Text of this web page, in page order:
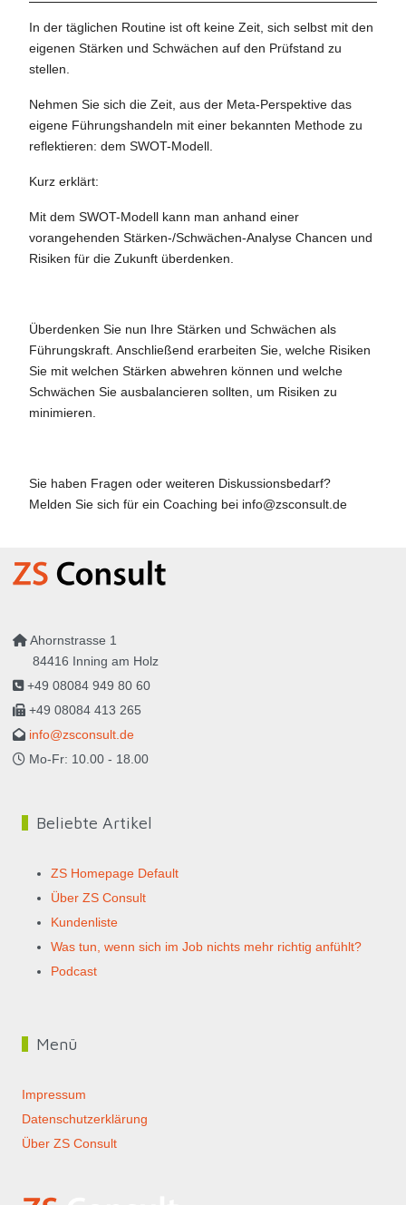
In der täglichen Routine ist oft keine Zeit, sich selbst mit den
eigenen Stärken und Schwächen auf den Prüfstand zu
stellen.
Nehmen Sie sich die Zeit, aus der Meta-Perspektive das
eigene Führungshandeln mit einer bekannten Methode zu
reflektieren: dem SWOT-Modell.
Kurz erklärt:
Mit dem SWOT-Modell kann man anhand einer
vorangehenden Stärken-/Schwächen-Analyse Chancen und
Risiken für die Zukunft überdenken.
Überdenken Sie nun Ihre Stärken und Schwächen als
Führungskraft. Anschließend erarbeiten Sie, welche Risiken
Sie mit welchen Stärken abwehren können und welche
Schwächen Sie ausbalancieren sollten, um Risiken zu
minimieren.
Sie haben Fragen oder weiteren Diskussionsbedarf?
Melden Sie sich für ein Coaching bei info@zsconsult.de
Ahornstrasse 1
84416 Inning am Holz
+49 08084 949 80 60
+49 08084 413 265
info@zsconsult.de
Mo-Fr: 10.00 - 18.00
Beliebte Artikel
ZS Homepage Default
Über ZS Consult
Kundenliste
Was tun, wenn sich im Job nichts mehr richtig anfühlt?
Podcast
Menü
Impressum
Datenschutzerklärung
Über ZS Consult